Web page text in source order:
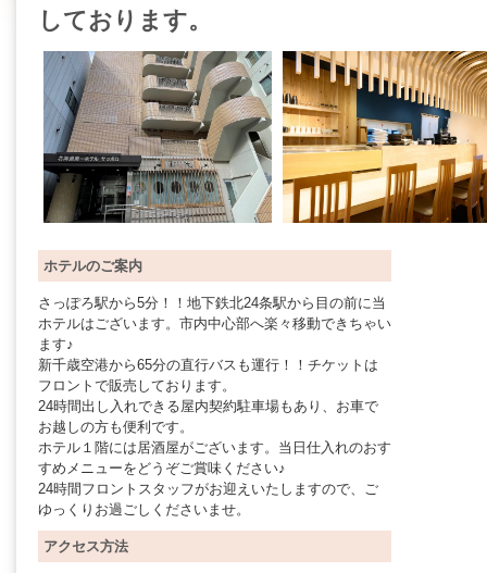
しております。
ホテルのご案内
さっぽろ駅から5分！！地下鉄北24条駅から目の前に当
ホテルはございます。市内中心部へ楽々移動できちゃい
ます♪
新千歳空港から65分の直行バスも運行！！チケットは
フロントで販売しております。
24時間出し入れできる屋内契約駐車場もあり、お車で
お越しの方も便利です。
ホテル１階には居酒屋がございます。当日仕入れのおす
すめメニューをどうぞご賞味ください♪
24時間フロントスタッフがお迎えいたしますので、ご
ゆっくりお過ごしくださいませ。
アクセス方法